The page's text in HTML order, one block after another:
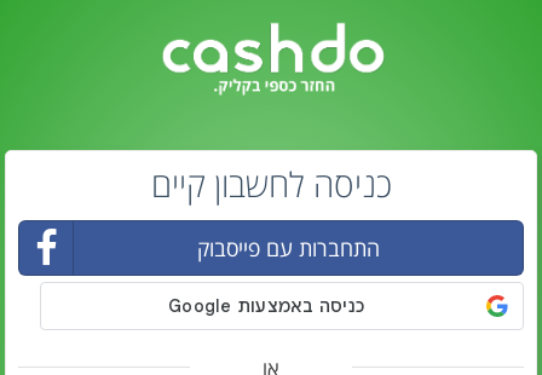
כניסה לחשבון קיים
התחברות עם פייסבוק
או